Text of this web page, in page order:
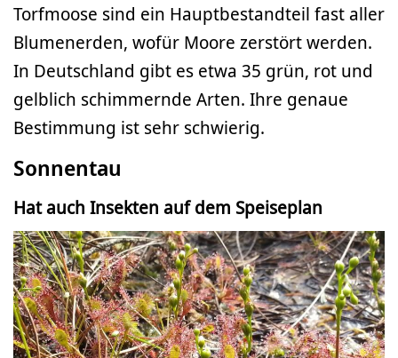
Torfmoose sind ein Hauptbestandteil fast aller
Blumenerden, wofür Moore zerstört werden.
In Deutschland gibt es etwa 35 grün, rot und
gelblich schimmernde Arten. Ihre genaue
Bestimmung ist sehr schwierig.
Sonnentau
Hat auch Insekten auf dem Speiseplan